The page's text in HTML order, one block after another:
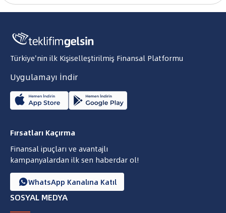
Türkiye'nin ilk Kişiselleştirilmiş Finansal Platformu
Uygulamayı İndir
Fırsatları Kaçırma
Finansal ipuçları ve avantajlı
kampanyalardan ilk sen haberdar ol!
WhatsApp Kanalına Katıl
SOSYAL MEDYA